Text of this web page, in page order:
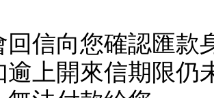
回信向您確認匯款
逾上開來信期限仍